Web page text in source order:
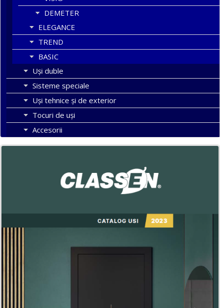
DEMETER
ELEGANCE
TREND
BASIC
Uşi duble
Sisteme speciale
Uși tehnice și de exterior
Tocuri de uși
Accesorii